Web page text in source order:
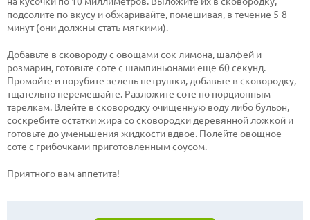
подсолите по вкусу и обжаривайте, помешивая, в течение 5-8
минут (они должны стать мягкими).
Добавьте в сковороду с овощами сок лимона, шалфей и
розмарин, готовьте соте с шампиньонами еще 60 секунд.
Промойте и порубите зелень петрушки, добавьте в сковородку,
тщательно перемешайте. Разложите соте по порционным
тарелкам. Влейте в сковородку очищенную воду либо бульон,
соскребите остатки жира со сковородки деревянной ложкой и
готовьте до уменьшения жидкости вдвое. Полейте овощное
соте с грибочками приготовленным соусом.
Приятного вам аппетита!